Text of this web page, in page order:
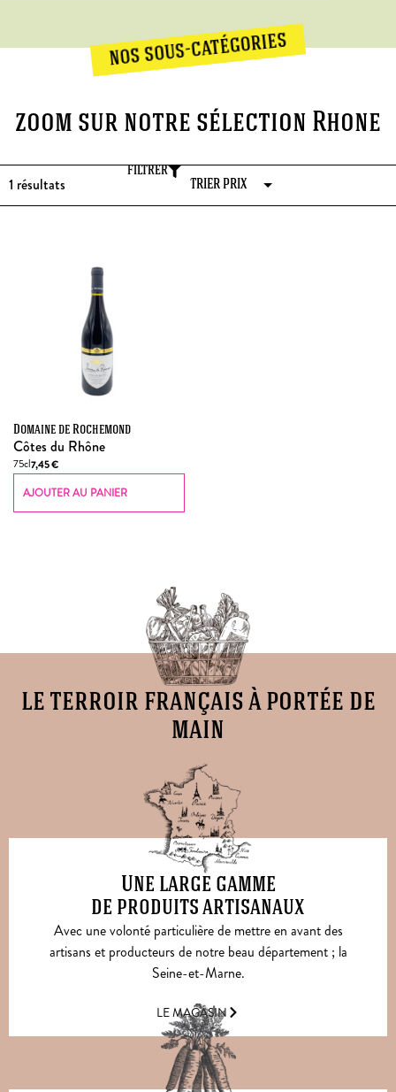
nos sous-catégories
zoom sur notre sélection Rhone
1 résultats
FILTRER
Domaine de Rochemond
Côtes du Rhône
75cl7,45€
AJOUTER AU PANIER
le terroir français à portée de
main
Une large gamme
de produits artisanaux
Avec une volonté particulière de mettre en avant des
artisans et producteurs de notre beau département ; la
Seine-et-Marne.
LE MAGASIN